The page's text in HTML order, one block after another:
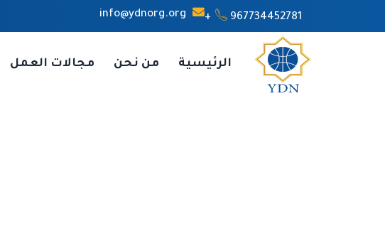
967734452781+
info@ydnorg.org
الرئيسية من نحن مجالات العمل